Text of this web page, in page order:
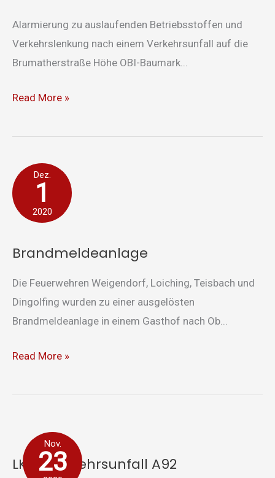
Alarmierung zu auslaufenden Betriebsstoffen und
Verkehrslenkung nach einem Verkehrsunfall auf die
Brumatherstraße Höhe OBI-Baumark...
Read More »
Dez.
1
2020
Brandmeldeanlage
Die Feuerwehren Weigendorf, Loiching, Teisbach und
Dingolfing wurden zu einer ausgelösten
Brandmeldeanlage in einem Gasthof nach Ob...
Brandmeldeanlage
Read More »
Nov.
23
LKW-Verkehrsunfall A92
Verkehrsunfall
A92